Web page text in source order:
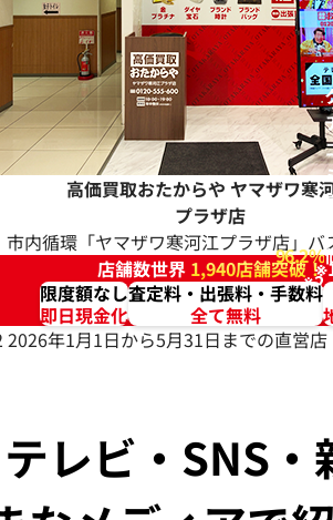
高価買取おたからや ヤマザワ寒
プラザ店
市内循環「ヤマザワ寒河江プラザ店」バ
店舗数世界 1,940店舗突破！
評
96.2%
※2
限度額なし
即日現金化
査定料・出張料・手数料
全て無料
2026年1月1日から5月31日までの直営
テレビ・SNS・